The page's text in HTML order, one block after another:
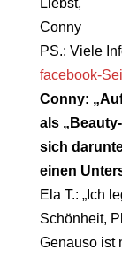
Liebst,
Conny
PS.: Viele
facebook-
Conny:
als
sich
einen
Ela T.: „Ich
Schönheit,
Genauso ist